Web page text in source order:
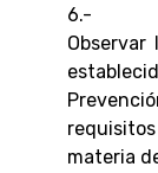
6.-
materia